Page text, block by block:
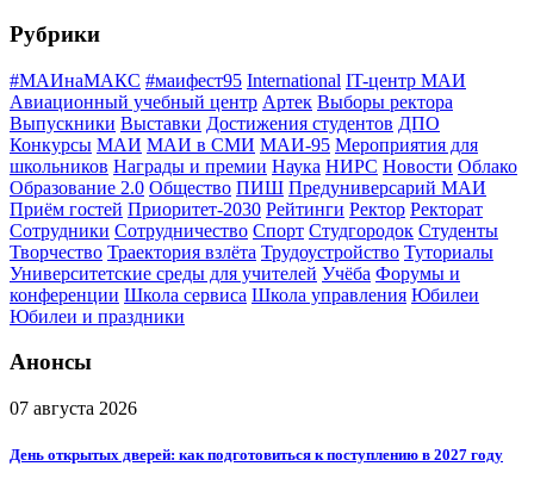
Рубрики
#МАИнаМАКС #маифест95 International IT-центр МАИ
Авиационный учебный центр Артек Выборы ректора
Выпускники Выставки Достижения студентов ДПО
Конкурсы МАИ МАИ в СМИ МАИ-95 Мероприятия для
школьников Награды и премии Наука НИРС Новости Облако
Образование 2.0 Общество ПИШ Предуниверсарий МАИ
Приём гостей Приоритет-2030 Рейтинги Ректор Ректорат
Сотрудники Сотрудничество Спорт Студгородок Студенты
Творчество Траектория взлёта Трудоустройство Туториалы
Университетские среды для учителей Учёба Форумы и
конференции Школа сервиса Школа управления Юбилеи
Юбилеи и праздники
Анонсы
07 августа 2026
День открытых дверей: как подготовиться к поступлению в 2027 году